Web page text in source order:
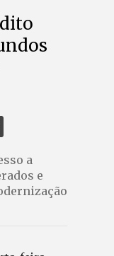
a
e